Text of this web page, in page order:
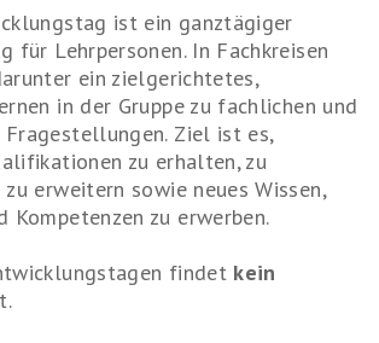
ist ein ganztägiger
für Lehrpersonen. In Fachkreisen
ein zielgerichtetes,
in der Gruppe zu fachlichen und
Fragestellungen. Ziel ist es,
zu erhalten, zu
erweitern sowie neues Wissen,
Kompetenzen zu erwerben.
findet kein